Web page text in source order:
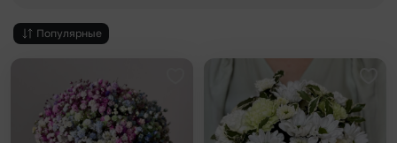
Популярные
Добавить в избранное